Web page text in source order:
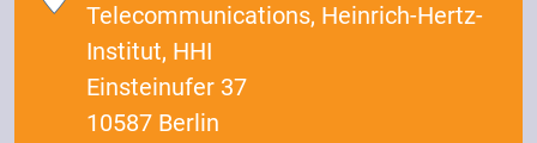
Telecommunications, Heinrich-Hertz-
Institut, HHI
Einsteinufer 37
10587 Berlin